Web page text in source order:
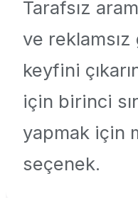
Tarafsız
ve
keyfini
için birinci
yapmak için
seçenek.